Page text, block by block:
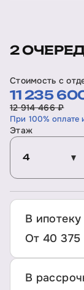
2
Стоимость с
11 235
12 914 466 ₽
При 100% оплате
Этаж
4
В ипотеку
От 40
В